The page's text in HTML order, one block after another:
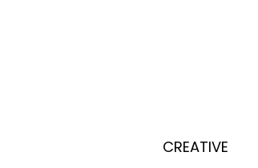
CREATIVE